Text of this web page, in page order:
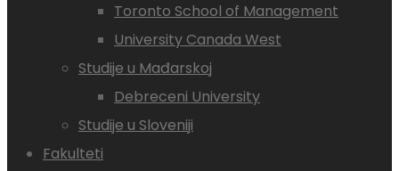
Toronto School of Management
University Canada West
Studije u Mađarskoj
Debreceni University
Studije u Sloveniji
Fakulteti